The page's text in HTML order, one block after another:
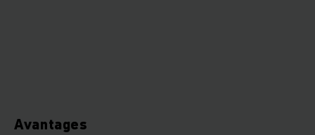
Avantages